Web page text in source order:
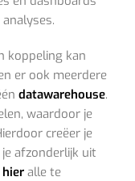
koppeling kan
er ook meerdere
datawarehouse.
waardoor je
creëer je
afzonderlijk uit
hier alle te